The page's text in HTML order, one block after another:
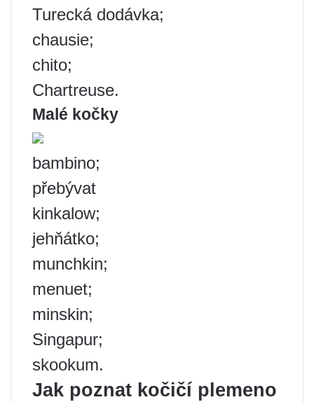
Turecká dodávka;
chausie;
chito;
Chartreuse.
Malé kočky
bambino;
přebývat
kinkalow;
jehňátko;
munchkin;
menuet;
minskin;
Singapur;
skookum.
Jak poznat kočičí plemeno